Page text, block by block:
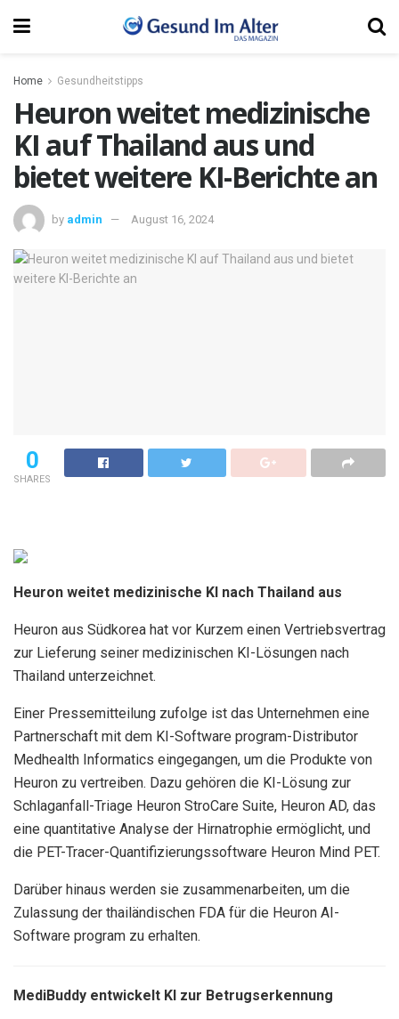
Home Gesundheitstipps
Heuron weitet medizinische
KI auf Thailand aus und
bietet weitere KI-Berichte an
by admin August 16, 2024
0
SHARES
Heuron weitet medizinische KI nach Thailand aus
Heuron aus Südkorea hat vor Kurzem einen Vertriebsvertrag
zur Lieferung seiner medizinischen KI-Lösungen nach
Thailand unterzeichnet.
Einer Pressemitteilung zufolge ist das Unternehmen eine
Partnerschaft mit dem KI-Software program-Distributor
Medhealth Informatics eingegangen, um die Produkte von
Heuron zu vertreiben. Dazu gehören die KI-Lösung zur
Schlaganfall-Triage Heuron StroCare Suite, Heuron AD, das
eine quantitative Analyse der Hirnatrophie ermöglicht, und
die PET-Tracer-Quantifizierungssoftware Heuron Mind PET.
Darüber hinaus werden sie zusammenarbeiten, um die
Zulassung der thailändischen FDA für die Heuron AI-
Software program zu erhalten.
MediBuddy entwickelt KI zur Betrugserkennung